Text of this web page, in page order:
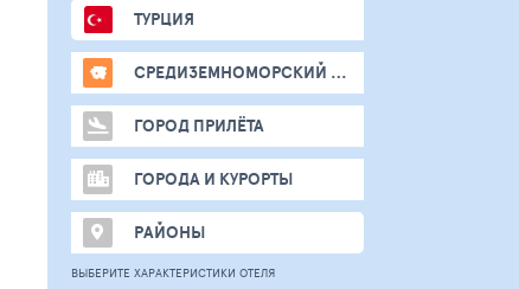
ТУРЦИЯ
СРЕДИЗЕМНОМОРСКИЙ РЕГИОН
ГОРОД ПРИЛЁТА
ГОРОДА И КУРОРТЫ
РАЙОНЫ
ВЫБЕРИТЕ ХАРАКТЕРИСТИКИ ОТЕЛЯ